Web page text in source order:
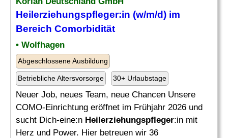
Heilerziehungspfleger:in (w/m/d) im
Bereich Comorbidität
• Wolfhagen
Abgeschlossene Ausbildung
Betriebliche Altersvorsorge 30+ Urlaubstage
Neuer Job, neues Team, neue Chancen Unsere
COMO-Einrichtung eröffnet im Frühjahr 2026 und
sucht Dich-eine:n Heilerziehungspfleger:in mit
Herz und Power. Hier betreuen wir 36